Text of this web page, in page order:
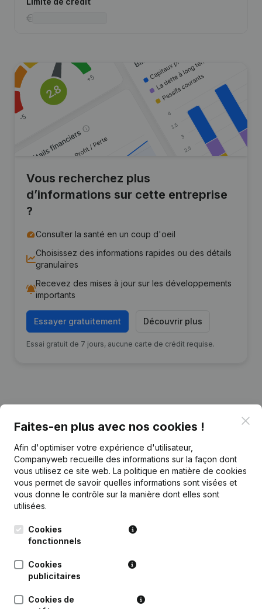
Vous recherchez plus
d’informations sur cette entreprise
?
Consulter la santé en un coup d'oeil
Choisissez des informations rapides ou des détails
granulaires
Recevez des mises à jour sur les développements
importants
Essayer gratuitement Découvrir plus
Essai gratuit de 7 jours, aucune carte de crédit requise.
Date Publication
24-01-2018 Demissions, Nominations
Succursale, etc...)
Questions fréquemment posées
Faites-en plus avec nos cookies !
Afin d'optimiser votre expérience d'utilisateur,
Companyweb recueille des informations sur la façon dont
vous utilisez ce site web. La politique en matière de cookies
vous permet de savoir quelles informations sont visées et
vous donne le contrôle sur la manière dont elles sont
utilisées.
Cookies
fonctionnels
Cookies
publicitaires
Cookies de